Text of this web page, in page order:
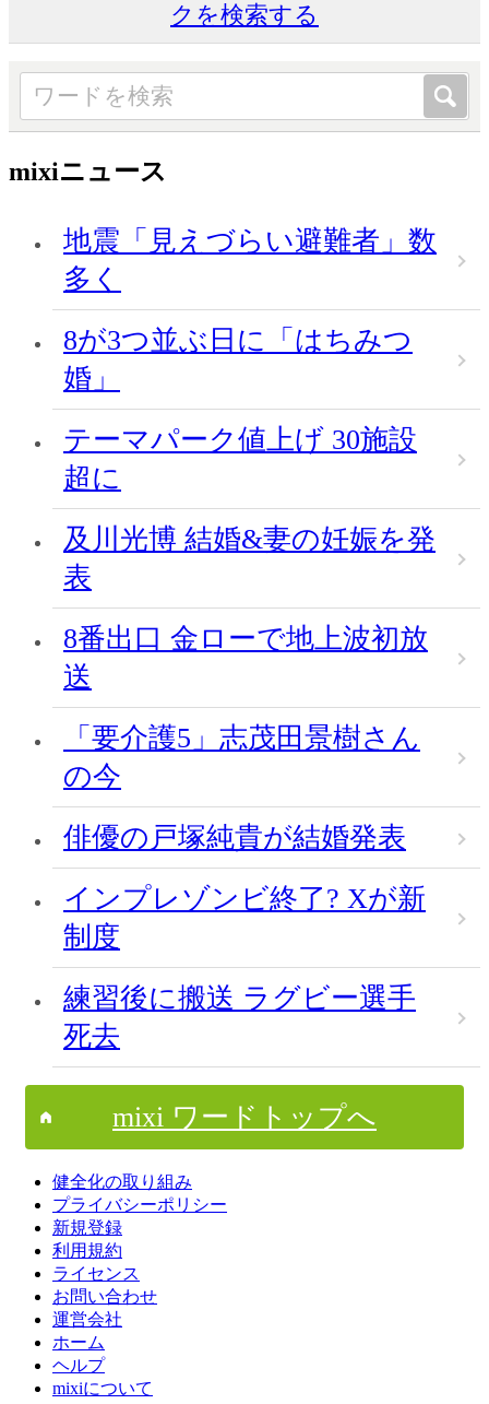
クを検索する
mixiニュース
地震「見えづらい避難者」数
多く
8が3つ並ぶ日に「はちみつ
婚」
テーマパーク値上げ 30施設
超に
及川光博 結婚&妻の妊娠を発
表
8番出口 金ローで地上波初放
送
「要介護5」志茂田景樹さん
の今
俳優の戸塚純貴が結婚発表
インプレゾンビ終了? Xが新
制度
練習後に搬送 ラグビー選手
死去
mixi ワードトップへ
健全化の取り組み
プライバシーポリシー
新規登録
利用規約
ライセンス
お問い合わせ
運営会社
ホーム
ヘルプ
mixiについて